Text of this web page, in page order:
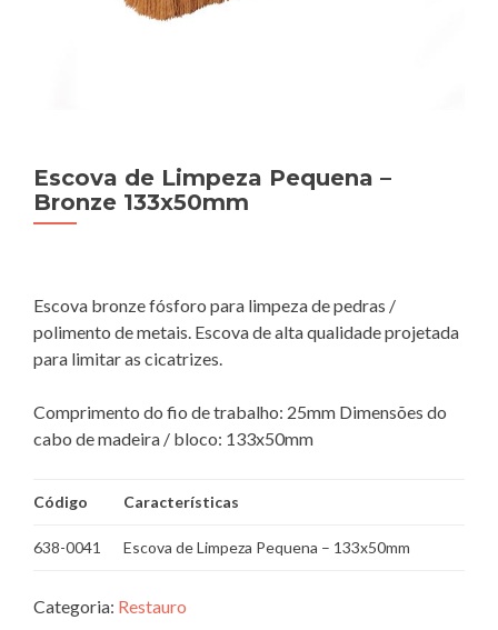
Escova de Limpeza Pequena –
Bronze 133x50mm
Escova bronze fósforo para limpeza de pedras /
polimento de metais. Escova de alta qualidade projetada
para limitar as cicatrizes.
Comprimento do fio de trabalho: 25mm Dimensões do
cabo de madeira / bloco: 133x50mm
Código Características
638-0041 Escova de Limpeza Pequena – 133x50mm
Categoria: Restauro